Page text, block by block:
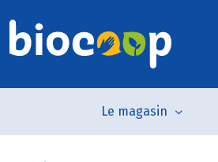
Le magasin